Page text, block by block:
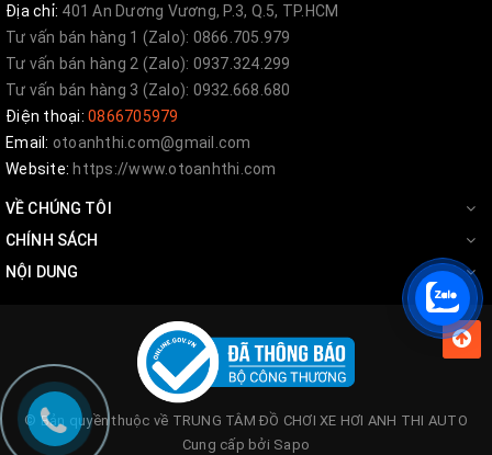
Địa chỉ: 401 An Dương Vương, P.3, Q.5, TP.HCM
Tư vấn bán hàng 1 (Zalo): 0866.705.979
Tư vấn bán hàng 2 (Zalo): 0937.324.299
Tư vấn bán hàng 3 (Zalo): 0932.668.680
Điện thoại: 0866705979
Email: otoanhthi.com@gmail.com
Website: https://www.otoanhthi.com
VỀ CHÚNG TÔI
CHÍNH SÁCH
NỘI DUNG
© Bản quyền thuộc về TRUNG TÂM ĐỒ CHƠI XE HƠI ANH THI AUTO
Cung cấp bởi Sapo